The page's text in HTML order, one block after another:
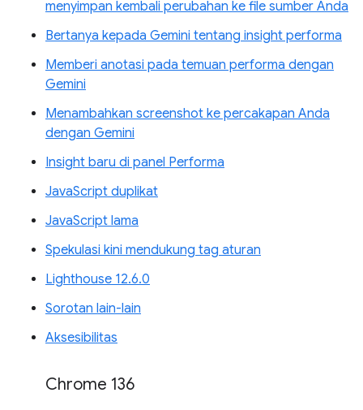
menyimpan kembali perubahan ke file sumber Anda
Bertanya kepada Gemini tentang insight performa
Memberi anotasi pada temuan performa dengan
Gemini
Menambahkan screenshot ke percakapan Anda
dengan Gemini
Insight baru di panel Performa
JavaScript duplikat
JavaScript lama
Spekulasi kini mendukung tag aturan
Lighthouse 12.6.0
Sorotan lain-lain
Aksesibilitas
Chrome 136